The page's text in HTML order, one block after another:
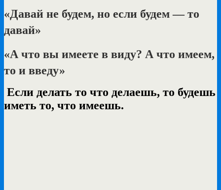
«Давай не будем, но если будем — то
давай»
«А что вы имеете в виду? А что имеем,
то и введу»
Если делать то что делаешь, то будешь
иметь то, что имеешь.